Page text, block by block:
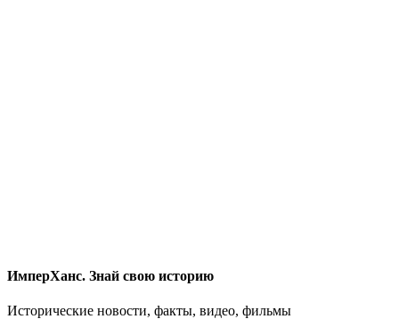
ИмперХанс. Знай свою историю
Исторические новости, факты, видео, фильмы